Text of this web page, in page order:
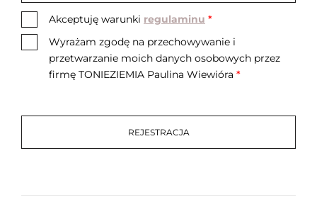
Akceptuję warunki regulaminu *
Wyrażam zgodę na przechowywanie i
przetwarzanie moich danych osobowych przez
firmę TONIEZIEMIA Paulina Wiewióra *
REJESTRACJA